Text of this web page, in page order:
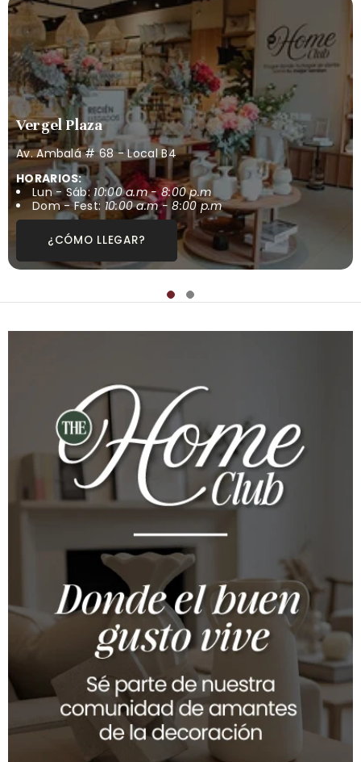
Vergel Plaza
Av. Ambalá # 68 - Local B4
HORARIOS:
Lun - Sáb:10:00 a.m - 8:00 p.m
Dom - Fest: 10:00 a.m - 8:00 p.m
¿CÓMO LLEGAR?